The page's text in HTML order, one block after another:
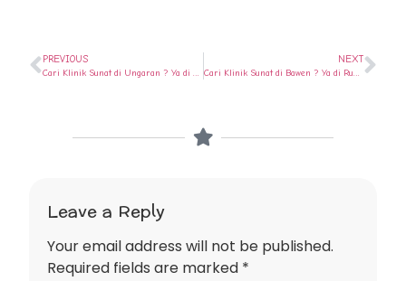
PREVIOUS NEXT
Leave a Reply
Your email address will not be published.
Required fields are marked *